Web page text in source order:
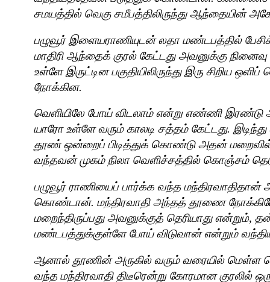
சமயத்தில் வெகு சமீபத்திலிருந்து ஆந்தையின்
பழுவூர் இளையராணியுடன் லதா மண்டபத்தில்
மாதிரி ஆந்தைக் குரல் கேட்டது அவனுக்கு நினைவு
உள்ளே இருட்டின பகுதியிலிருந்து இரு சிறிய
நோக்கின.
வெளியிலே போய் விடலாம் என்று எண்ணி இரண்டு
யாரோ உள்ளே வரும் காலடி சத்தம் கேட்டது. இடிந்து
தூண் ஒன்றைப் பிடித்துக் கொண்டு அதன் மறைவில்
வந்தவன் முகம் நிலா வெளிச்சத்தில் கொஞ்சம்
பழுவூர் ராணியைப் பார்க்க வந்த
கொண்டான். மந்திரவாதி அந்தத் தூணை
மறைந்திருப்பது அவனுக்குத் தெரியாது என்றும்,
மண்டபத்துக்குள்ளே போய் விடுவான் என்றும்
ஆனால் தூணின் அருகில் வரும் வரையில் மெள்ள
வந்த மந்திரவாதி திடீரென்று கோரமான குரலில்